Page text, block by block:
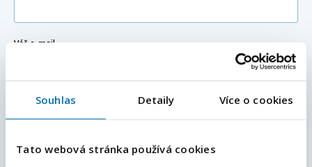
Souhlas Detaily Více o cookies
Tato webová stránka používá cookies
Váš e-mail
E-mailová adresa